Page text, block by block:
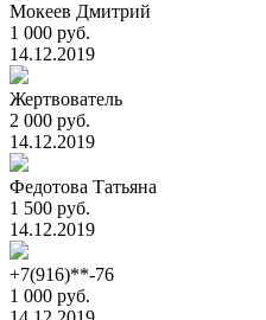
Мокеев Дмитрий
1 000 руб.
14.12.2019
Жертвователь
2 000 руб.
14.12.2019
Федотова Татьяна
1 500 руб.
14.12.2019
+7(916)**-76
1 000 руб.